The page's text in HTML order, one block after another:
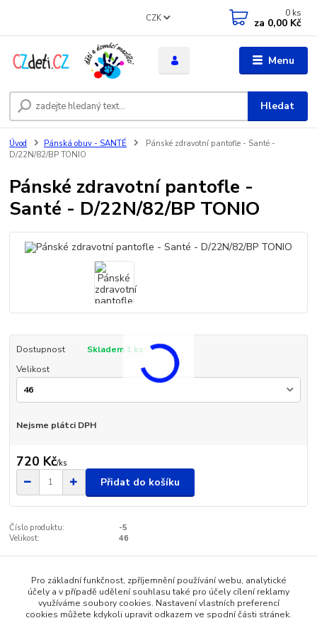
Menu
CZK
Hledat
0 ks
za 0,00 Kč
Úvod Pánská obuv - SANTÉ
Pánské zdravotní pantofle - Santé -
D/22N/82/BP TONIO
Pánské zdravotní pantofle -
Santé - D/22N/82/BP TONIO
Dostupnost
Skladem 1 ks
Velikost
Nejsme plátci DPH
720 Kč/ks
Přidat do košíku
Číslo produktu:
-5
Velikost:
46
Zboží zařazeno v kategoriích
Pánská obuv - SANTÉ
Pro základní funkčnost, zpříjemnění používání webu, analytické
účely a v případě udělení souhlasu také pro účely cílení reklamy
využíváme soubory cookies. Nastavení vlastních preferencí
cookies můžete kdykoli upravit odkazem ve spodní části stránek.